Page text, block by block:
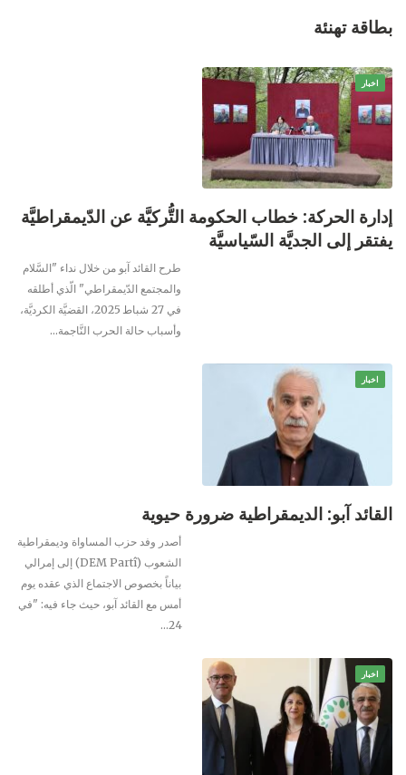
بطاقة تهنئة
اخبار
إدارة الحركة: خطاب الحكومة التُّركيَّة عن الدّيمقراطيَّة
يفتقر إلى الجديَّة السّياسيَّة
طرح القائد آبو من خلال نداء "السَّلام
والمجتمع الدّيمقراطي" الّذي أطلقه
في 27 شباط 2025، القضيَّة الكرديَّة،
وأسباب حالة الحرب النَّاجمة…
اخبار
القائد آبو: الديمقراطية ضرورة حيوية
أصدر وفد حزب المساواة وديمقراطية
الشعوب (DEM Partî) إلى إمرالي
بياناً بخصوص الاجتماع الذي عقده يوم
أمس مع القائد آبو، حيث جاء فيه: "في
24…
اخبار